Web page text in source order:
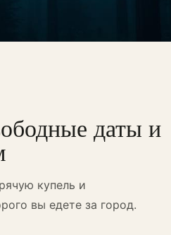
даты и
купель и
вы едете за город.